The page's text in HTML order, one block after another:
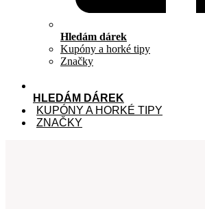
Hledám dárek
Kupóny a horké tipy
Značky
HLEDÁM DÁREK
KUPÓNY A HORKÉ TIPY
ZNAČKY